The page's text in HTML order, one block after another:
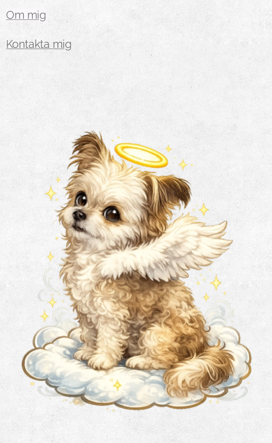
Om mig
Kontakta mig